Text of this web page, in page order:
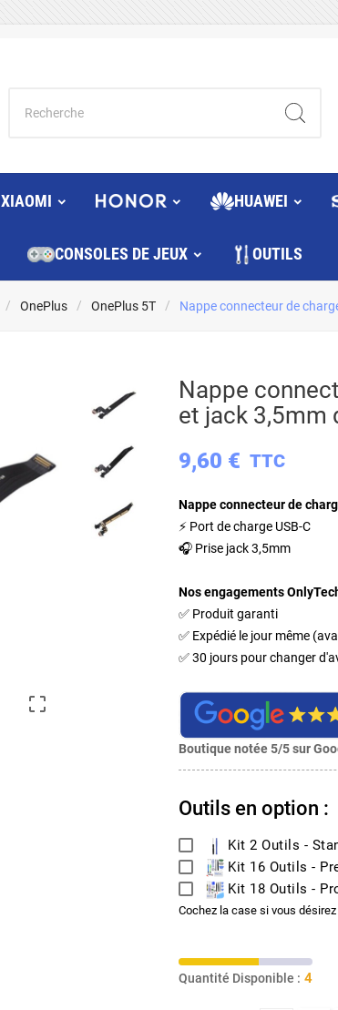
XIAOMI HUAWEI
CONSOLES DE JEUX OUTILS
OnePlus OnePlus 5T Nappe connecteur de

Nappe
et jack 3,5mm
9,60 € TTC
Nappe connecteur de
⚡ Port de charge USB-C
🎧 Prise jack 3,5mm
Nos engagements
✅ Produit garanti
✅ Expédié le jour même
✅ 30 jours pour changer
Boutique notée 5/5 sur
Outils en option :
Kit 2 Outils -
Kit 16 Outils -
Kit 18 Outils -
Cochez la case si vous
Quantité Disponible : 4